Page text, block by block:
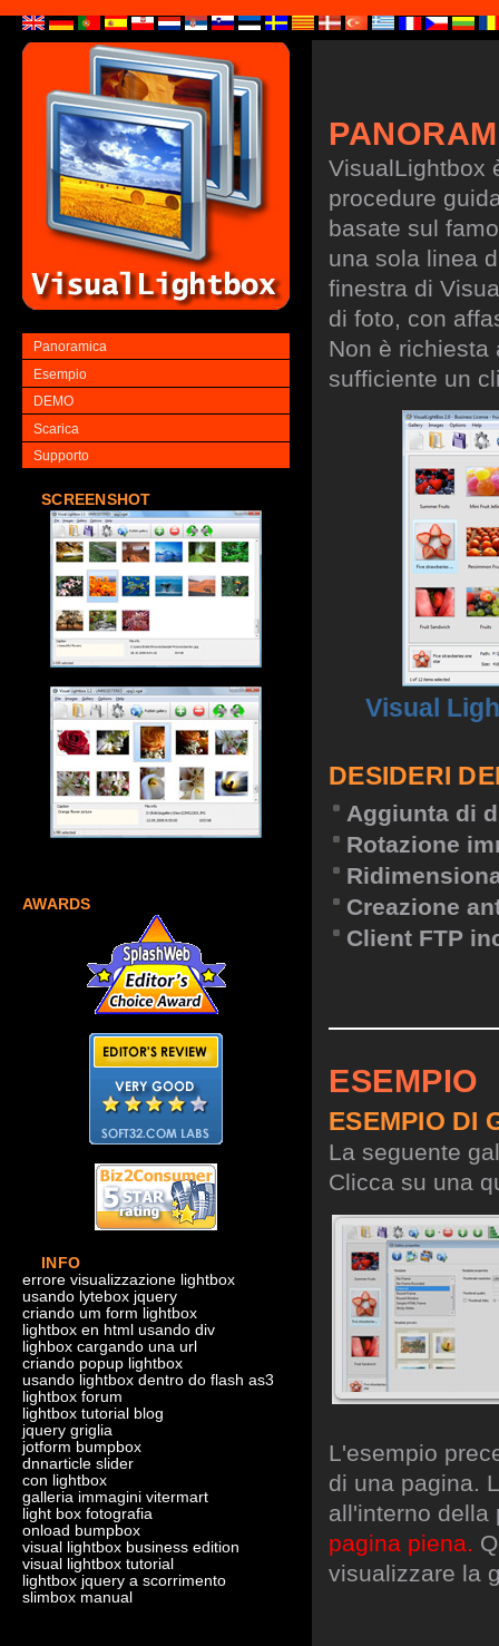
Panoramica
Esempio
DEMO
Scarica
Supporto
SCREENSHOT
AWARDS
INFO
errore visualizzazione lightbox
usando lytebox jquery
criando um form lightbox
lightbox en html usando div
lighbox cargando una url
criando popup lightbox
usando lightbox dentro do flash as3
lightbox forum
lightbox tutorial blog
jquery griglia
jotform bumpbox
dnnarticle slider
con lightbox
galleria immagini vitermart
light box fotografia
onload bumpbox
visual lightbox business edition
visual lightbox tutorial
lightbox jquery a scorrimento
slimbox manual
VisualLightbox
procedure
basate sul
una sola linea
finestra di
di foto, con
Non è richiesta
sufficiente un
Visual
DESIDERI
Aggiunta di
Rotazione
Creazione
Client FTP
ESEMPIO
ESEMPIO DI
La seguente
Clicca su una
L'esempio
di una pagina.
all'interno
pagina piena.
visualizzare la